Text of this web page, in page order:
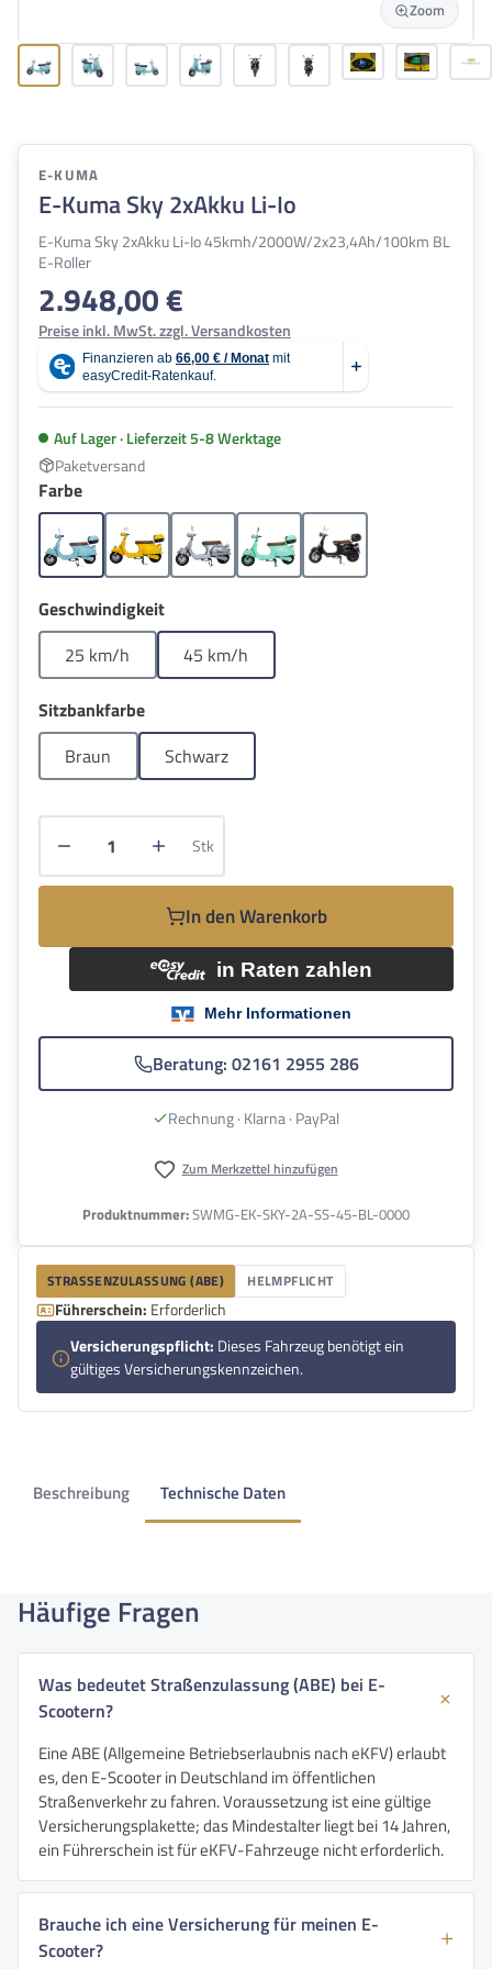
Zoom
E-KUMA
E-Kuma Sky 2xAkku Li-Io
E-Kuma Sky 2xAkku Li-Io 45kmh/2000W/2x23,4Ah/100km BL
E-Roller
Regulärer Preis:
2.948,00 €
Preise inkl. MwSt. zzgl. Versandkosten
Auf Lager · Lieferzeit 5-8 Werktage
Paketversand
Farbeauswählen
Blau Gelb Grau Grün
Schwarz
Geschwindigkeitauswählen
25 km/h
45 km/h
Sitzbankfarbeauswählen
Braun
Schwarz
Produkt Anzahl: Gib den gewünschten
Stk
In den Warenkorb
Beratung: 02161 2955 286
Rechnung · Klarna · PayPal
Zum Merkzettel hinzufügen
Produktnummer:SWMG-EK-SKY-2A-SS-45-BL-0000
STRASSENZULASSUNG (ABE) HELMPFLICHT
Führerschein: Erforderlich
Versicherungspflicht: Dieses Fahrzeug benötigt ein
gültiges Versicherungskennzeichen.
Beschreibung Technische Daten
Häufige Fragen
Was bedeutet Straßenzulassung (ABE) bei E-
Scootern?
Eine ABE (Allgemeine Betriebserlaubnis nach eKFV) erlaubt
es, den E-Scooter in Deutschland im öffentlichen
Straßenverkehr zu fahren. Voraussetzung ist eine gültige
Versicherungsplakette; das Mindestalter liegt bei 14 Jahren,
ein Führerschein ist für eKFV-Fahrzeuge nicht erforderlich.
Brauche ich eine Versicherung für meinen E-
Scooter?